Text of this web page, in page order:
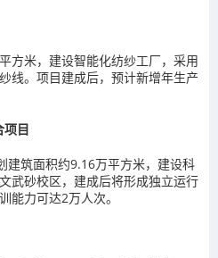
方米，建设智能化纺纱工厂，采用
线。项目建成后，预计新增年生产
项目
建筑面积约9.16万平方米，建设科
武砂校区，建成后将形成独立运行
能力可达2万人次。